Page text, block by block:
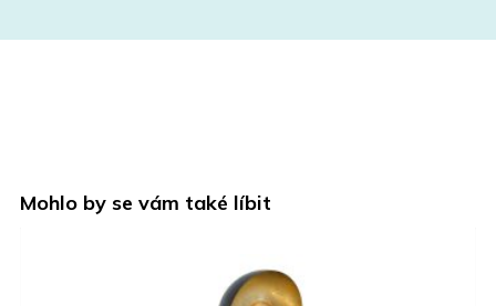
Mohlo by se vám také líbit